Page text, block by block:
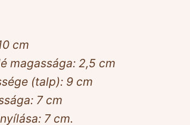
cm
magassága: 2,5 cm
(talp): 9 cm
7 cm
7 cm.